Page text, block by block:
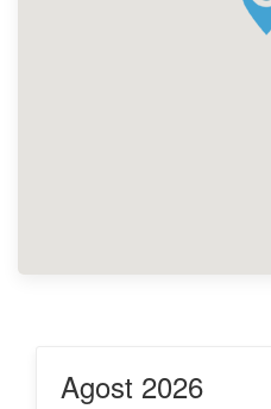
Agost 2026